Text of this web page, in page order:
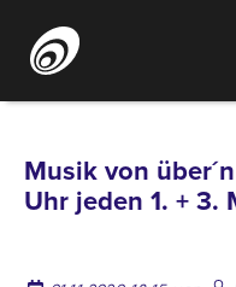
InhaltMusik von über´n
Uhr jeden 1. + 3.